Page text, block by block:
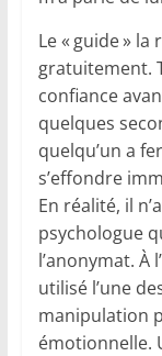
Le « guide »
gratuitement.
confiance
quelques
quelqu’un a
s’effondre
En réalité, il
psychologue
l’anonymat. À
utilisé l’une
manipulation
émotionnelle.